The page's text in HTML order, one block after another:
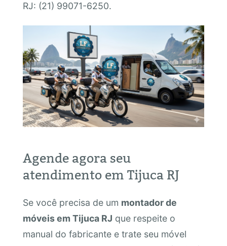
RJ: (21) 99071-6250.
Agende agora seu
atendimento em Tijuca RJ
Se você precisa de um montador de
móveis em Tijuca RJ que respeite o
manual do fabricante e trate seu móvel